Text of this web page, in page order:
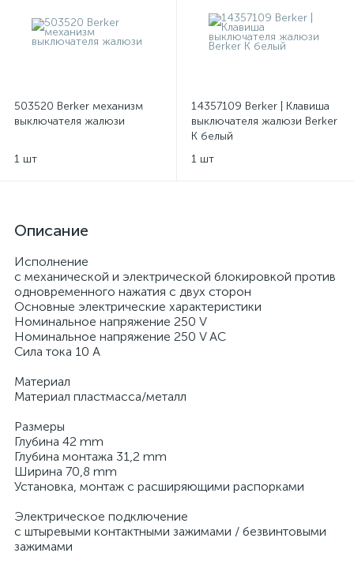
503520 Berker механизм
выключателя жалюзи
1 шт
14357109 Berker | Клавиша
выключателя жалюзи Berker
K белый
1 шт
Описание
Исполнение
с механической и электрической блокировкой против
одновременного нажатия с двух сторон
Основные электрические характеристики
Номинальное напряжение 250 V
Номинальное напряжение 250 V AC
Сила тока 10 A
Материал
Материал пластмасса/металл
Размеры
Глубина 42 mm
Глубина монтажа 31,2 mm
Ширина 70,8 mm
Установка, монтаж с расширяющими распорками
Электрическое подключение
с штыревыми контактными зажимами / безвинтовыми
зажимами